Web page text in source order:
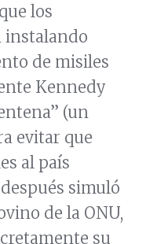
los
instalando
de misiles
Kennedy
(un
evitar que
al país
simuló
de la ONU,
su